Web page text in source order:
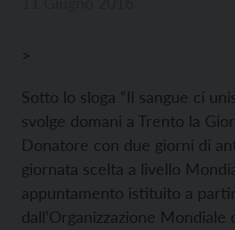
>
Sotto lo sloga “Il sangue ci
svolge domani a Trento la
Donatore con due giorni di
giornata scelta a livello
appuntamento istituito a
dall’Organizzazione Mondiale